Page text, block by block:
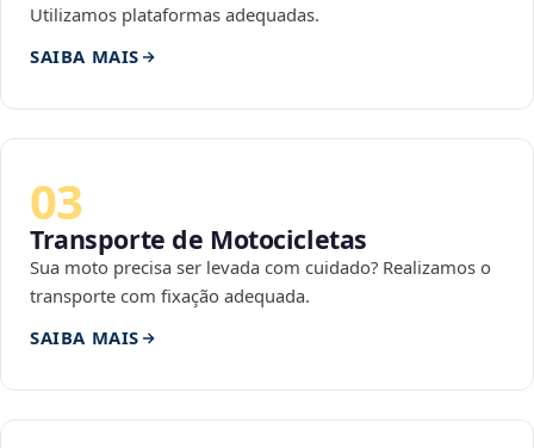
Utilizamos plataformas adequadas.
SAIBA MAIS
03
Transporte de Motocicletas
Sua moto precisa ser levada com cuidado? Realizamos o
transporte com fixação adequada.
SAIBA MAIS